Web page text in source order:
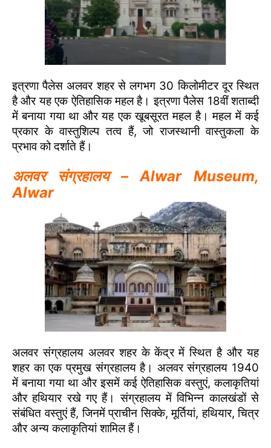
इत्रणा पैलेस अलवर शहर से लगभग 30 किलोमीटर दूर स्थित
है और यह एक ऐतिहासिक महल है। इत्रणा पैलेस 18वीं शताब्दी
में बनाया गया था और यह एक खूबसूरत महल है। महल में कई
प्रकार के वास्तुशिल्प तत्व हैं, जो राजस्थानी वास्तुकला के
प्रभाव को दर्शाते हैं।
अलवर संग्रहालय – Alwar Museum,
Alwar
अलवर संग्रहालय अलवर शहर के केंद्र में स्थित है और यह
शहर का एक प्रमुख संग्रहालय है। अलवर संग्रहालय 1940
में बनाया गया था और इसमें कई ऐतिहासिक वस्तुएं, कलाकृतियां
और हथियार रखे गए हैं। संग्रहालय में विभिन्न कालखंडों से
संबंधित वस्तुएं हैं, जिनमें प्राचीन सिक्के, मूर्तियां, हथियार, चित्र
और अन्य कलाकृतियां शामिल हैं।